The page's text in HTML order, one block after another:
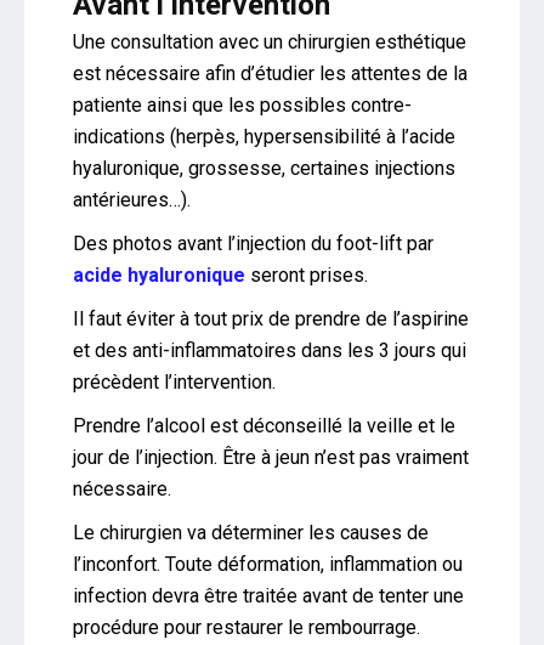
Une consultation avec un chirurgien esthétique
est nécessaire afin d’étudier les attentes de la
patiente ainsi que les possibles contre-
indications (herpès, hypersensibilité à l’acide
hyaluronique, grossesse, certaines injections
antérieures…).
Des photos avant l’injection du foot-lift par
acide hyaluronique seront prises.
Il faut éviter à tout prix de prendre de l’aspirine
et des anti-inflammatoires dans les 3 jours qui
précèdent l’intervention.
Prendre l’alcool est déconseillé la veille et le
jour de l’injection. Être à jeun n’est pas vraiment
nécessaire.
Le chirurgien va déterminer les causes de
l’inconfort. Toute déformation, inflammation ou
infection devra être traitée avant de tenter une
procédure pour restaurer le rembourrage.